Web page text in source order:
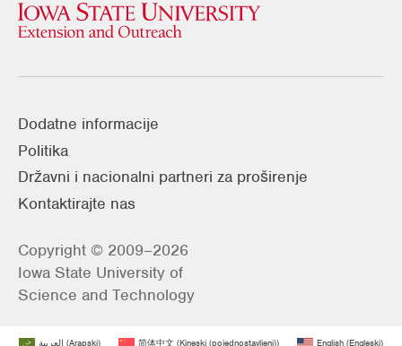
Dodatne informacije
Politika
Državni i nacionalni partneri za proširenje
Kontaktirajte nas
Copyright © 2009–2026
Iowa State University of
Science and Technology
العربية (Arapski) 简体中文 (Kineski (pojednostavljeni)) English (Engleski)